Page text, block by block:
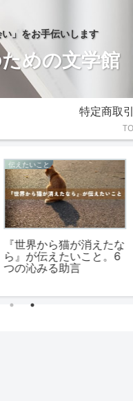
」をお手伝いします
めの文学館
特定商取
伝えたいこと
井上ひさし『握手』が
えたいこと。ココロを
く4つの真理